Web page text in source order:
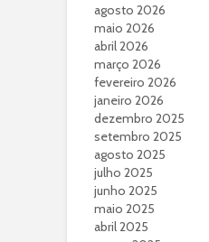
agosto 2026
maio 2026
abril 2026
março 2026
fevereiro 2026
janeiro 2026
dezembro 2025
setembro 2025
agosto 2025
julho 2025
junho 2025
maio 2025
abril 2025